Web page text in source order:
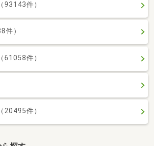
（93143件）
件）
（61058件）
（20495件）